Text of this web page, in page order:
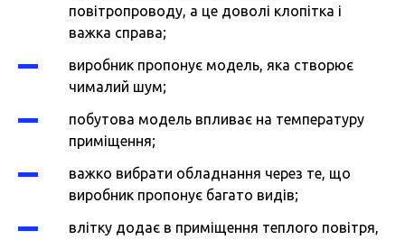
повітропроводу, а це доволі клопітка і
важка справа;
виробник пропонує модель, яка створює
чималий шум;
побутова модель впливає на температуру
приміщення;
важко вибрати обладнання через те, що
виробник пропонує багато видів;
влітку додає в приміщення теплого повітря,